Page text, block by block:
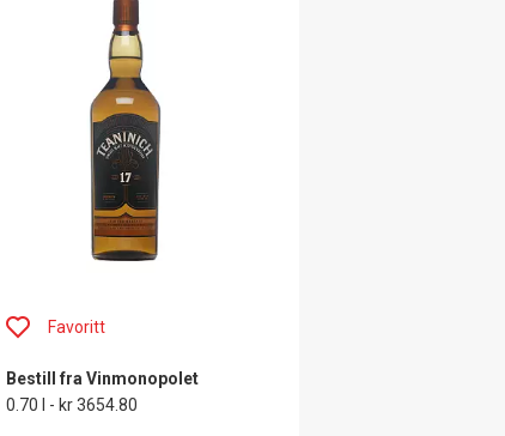
Favoritt
Bestill fra Vinmonopolet
0.70 l - kr 3654.80